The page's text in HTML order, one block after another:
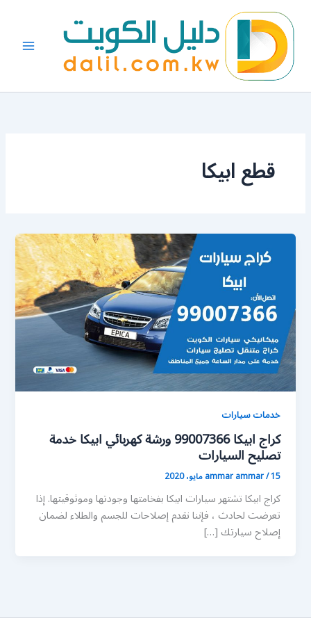
المحتوى
قطع ابيكا
خدمات سيارات
كراج ابيكا 99007366 ورشة كهربائي ابيكا خدمة
تصليح السيارات
ammar ammar/15 مايو، 2020
كراج ابيكا تشتهر سيارات ابيكا بفخامتها وجودتها وموثوقيتها. إذا
تعرضت لحادث ، فإننا نقدم إصلاحات للجسم والطلاء لضمان
إصلاح سيارتك […]